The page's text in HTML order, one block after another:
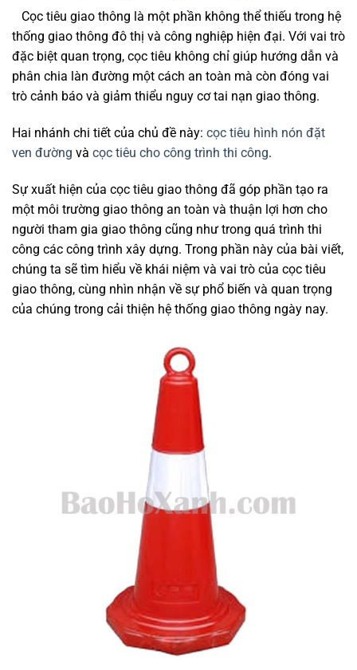
Cọc tiêu giao thông là một phần không thể thiếu trong hệ
thống giao thông đô thị và công nghiệp hiện đại. Với vai trò
đặc biệt quan trọng, cọc tiêu không chỉ giúp hướng dẫn và
phân chia làn đường một cách an toàn mà còn đóng vai
trò cảnh báo và giảm thiểu nguy cơ tai nạn giao thông.
Hai nhánh chi tiết của chủ đề này: cọc tiêu hình nón đặt
ven đường và cọc tiêu cho công trình thi công.
Sự xuất hiện của cọc tiêu giao thông đã góp phần tạo ra
một môi trường giao thông an toàn và thuận lợi hơn cho
người tham gia giao thông cũng như trong quá trình thi
công các công trình xây dựng. Trong phần này của bài viết,
chúng ta sẽ tìm hiểu về khái niệm và vai trò của cọc tiêu
giao thông, cùng nhìn nhận về sự phổ biến và quan trọng
của chúng trong cải thiện hệ thống giao thông ngày nay.